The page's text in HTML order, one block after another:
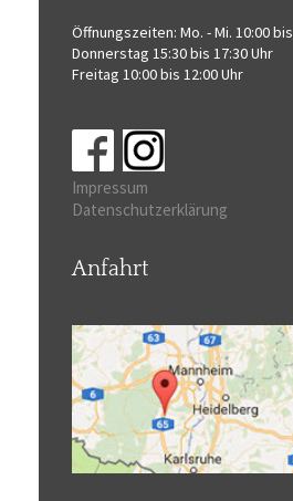
Öffnungszeiten: Mo. - Mi. 10:00
Donnerstag 15:30 bis 17:30 Uhr
Freitag 10:00 bis 12:00 Uhr
Impressum
Datenschutzerklärung
Anfahrt